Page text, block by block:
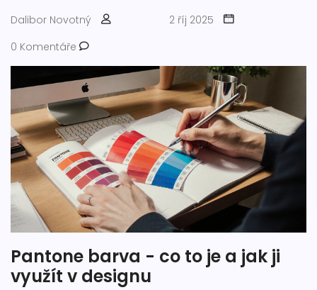
Dalibor Novotný
2 říj 2025
0 Komentáře
Pantone barva - co to je a jak ji
využít v designu